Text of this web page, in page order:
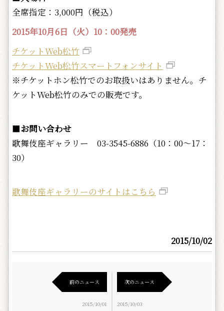
全席指定：3,000円（税込）
2015年10月6日（火）10：00発売
チケットWeb松竹
チケットWeb松竹スマートフォンサイト
※チケットホン松竹でのお取扱いはありません。チ
ケットWeb松竹のみでの販売です。
■お問い合わせ
歌舞伎座ギャラリー 03-3545-6886（10：00～17：
30）
歌舞伎座ギャラリーのサイトはこちら
2015/10/02
前のニュース
2015/10/01
次のニュース
2015/10/03